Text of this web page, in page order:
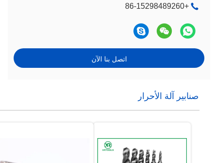
+86-15298489260
اتصل بنا الآن
صنابير آلة الأحرار